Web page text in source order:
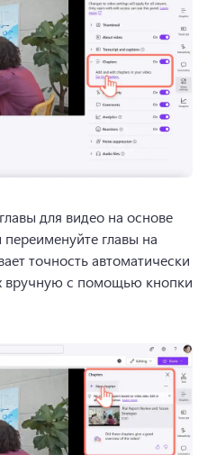
для видео на основе
главы на
точность автоматически
вручную с помощью кнопки